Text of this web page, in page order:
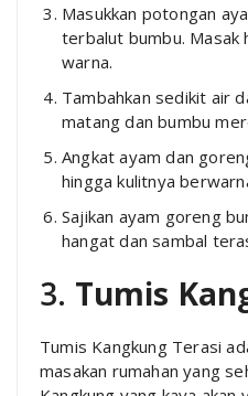
Masukkan potongan
terbalut bumbu. Masak
warna.
Tambahkan sedikit air
matang dan bumbu
Angkat ayam dan
hingga kulitnya
Sajikan ayam goreng
hangat dan sambal
3. Tumis
Tumis Kangkung Terasi
masakan rumahan yang